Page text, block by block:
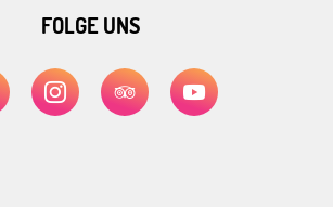
FOLGE UNS